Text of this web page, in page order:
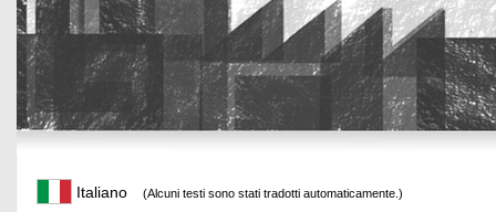
Italiano (Alcuni testi sono stati tradotti automaticamente.)